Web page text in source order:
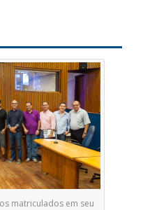
matriculados em seu